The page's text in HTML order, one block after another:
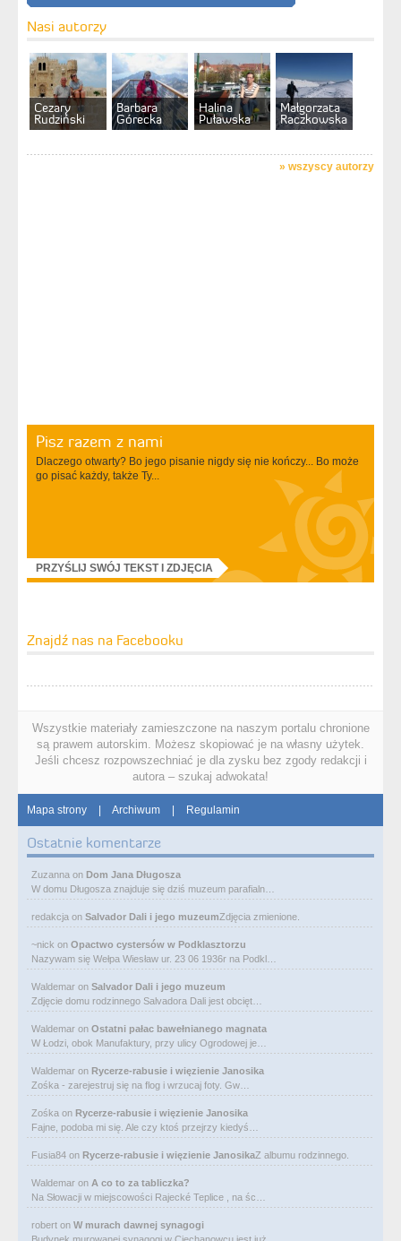
Nasi autorzy
Cezary
Rudziński
Barbara
Górecka
Halina
Puławska
Małgorzata
Raczkowska
» wszyscy autorzy
Pisz razem z nami
Dlaczego otwarty? Bo jego pisanie nigdy się nie kończy... Bo może
go pisać każdy, także Ty...
PRZYŚLIJ SWÓJ TEKST I ZDJĘCIA
Znajdź nas na Facebooku
Wszystkie materiały zamieszczone na naszym portalu chronione
są prawem autorskim. Możesz skopiować je na własny użytek.
Jeśli chcesz rozpowszechniać je dla zysku bez zgody redakcji i
autora – szukaj adwokata!
Mapa strony | Archiwum | Regulamin
Ostatnie komentarze
Zuzanna on Dom Jana Długosza
W domu Długosza znajduje się dziś muzeum parafialn…
redakcja on Salvador Dali i jego muzeumZdjęcia zmienione.
~nick on Opactwo cystersów w Podklasztorzu
Nazywam się Wełpa Wiesław ur. 23 06 1936r na Podkl…
Waldemar on Salvador Dali i jego muzeum
Zdjęcie domu rodzinnego Salvadora Dali jest obcięt…
Waldemar on Ostatni pałac bawełnianego magnata
W Łodzi, obok Manufaktury, przy ulicy Ogrodowej je…
Waldemar on Rycerze-rabusie i więzienie Janosika
Zośka - zarejestruj się na flog i wrzucaj foty. Gw…
Zośka on Rycerze-rabusie i więzienie Janosika
Fajne, podoba mi się. Ale czy ktoś przejrzy kiedyś…
Fusia84 on Rycerze-rabusie i więzienie JanosikaZ albumu rodzinnego.
Waldemar on A co to za tabliczka?
Na Słowacji w miejscowości Rajecké Teplice , na śc…
robert on W murach dawnej synagogi